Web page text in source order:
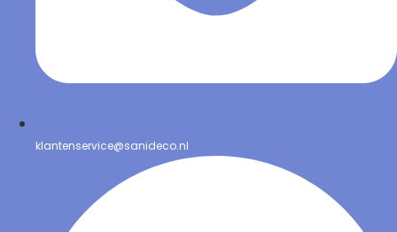
klantenservice@sanideco.nl